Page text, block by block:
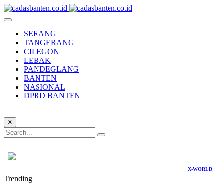
SERANG
TANGERANG
CILEGON
LEBAK
PANDEGLANG
BANTEN
NASIONAL
DPRD BANTEN
X
X-WORLD
Trending